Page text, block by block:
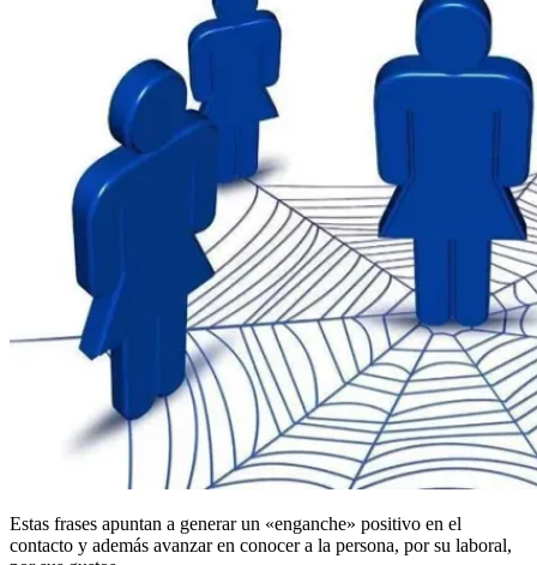
Estas frases apuntan a generar un «enganche» positivo en el
contacto y además avanzar en conocer a la persona, por su laboral,